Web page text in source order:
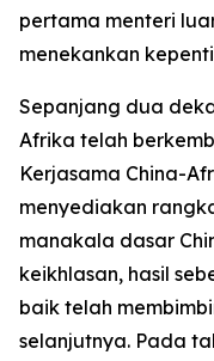
pertama menteri
menekankan
Sepanjang dua
Afrika telah
Kerjasama China-
menyediakan
manakala dasar
keikhlasan, hasil
baik telah
selanjutnya. Pada